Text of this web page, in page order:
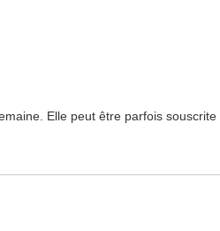
Elle peut être parfois souscrite